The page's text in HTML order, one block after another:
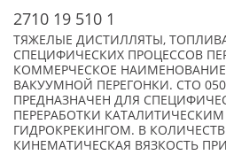
2710 19 510 1
ТЯЖЕЛЫЕ ДИСТИЛЛЯТЫ,
СПЕЦИФИЧЕСКИХ ПРОЦЕССОВ
КОММЕРЧЕСКОЕ
ВАКУУМНОЙ ПЕРЕГОНКИ. СТО
ПРЕДНАЗНАЧЕН ДЛЯ
ПЕРЕРАБОТКИ
ГИДРОКРЕКИНГОМ. В
КИНЕМАТИЧЕСКАЯ ВЯЗКОСТЬ